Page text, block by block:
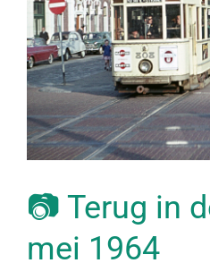
📷 Terug in
mei 1964